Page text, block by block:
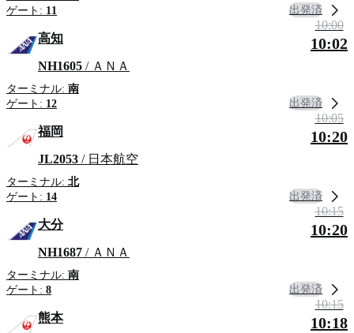
ゲート: 11 出発済
高知
NH1605 / ＡＮＡ
ターミナル: 南
ゲート: 12
10:00
10:02
出発済
福岡
JL2053 / 日本航空
ターミナル: 北
ゲート: 14
10:05
10:20
出発済
大分
NH1687 / ＡＮＡ
ターミナル: 南
ゲート: 8
10:15
10:20
出発済
熊本
10:15
10:18